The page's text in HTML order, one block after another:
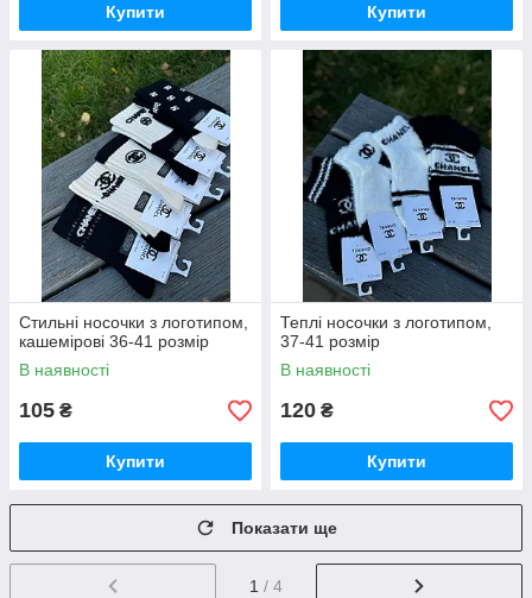
Купити Купити
Стильні носочки з логотипом,
кашемірові 36-41 розмір
В наявності
105 ₴
Купити
Теплі носочки з логотипом,
37-41 розмір
В наявності
120 ₴
Купити
Показати ще
1 / 4